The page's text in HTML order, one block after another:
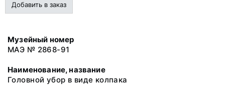
Добавить в заказ
Музейный номер
МАЭ № 2868-91
Наименование, название
Головной убор в виде колпака